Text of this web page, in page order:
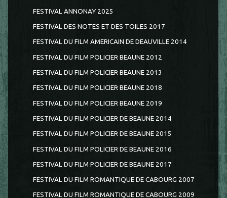
FESTIVAL ANNONAY 2025
FESTIVAL DES NOTES ET DES TOILES 2017
FESTIVAL DU FILM AMERICAIN DE DEAUVILLE 2014
FESTIVAL DU FILM POLICIER BEAUNE 2012
FESTIVAL DU FILM POLICIER BEAUNE 2013
FESTIVAL DU FILM POLICIER BEAUNE 2018
FESTIVAL DU FILM POLICIER BEAUNE 2019
FESTIVAL DU FILM POLICIER DE BEAUNE 2014
FESTIVAL DU FILM POLICIER DE BEAUNE 2015
FESTIVAL DU FILM POLICIER DE BEAUNE 2016
FESTIVAL DU FILM POLICIER DE BEAUNE 2017
FESTIVAL DU FILM ROMANTIQUE DE CABOURG 2007
FESTIVAL DU FILM ROMANTIQUE DE CABOURG 2009